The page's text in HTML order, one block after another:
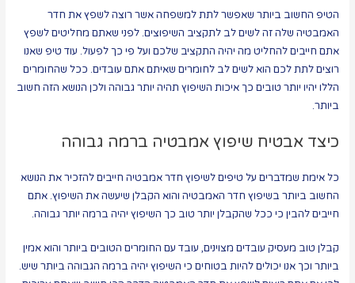
הטיפ החשוב ביותר שאפשר לתת למשפחה אשר רוצה לשפץ את חדר
האמבטיה שלה זה לשים לב לתקציב השיפוצים. לפני שאתם מחליטים לשפץ
אתם חייבים להחליט מה יהיה התקציב שלכם ועל פי כך לפעול. עוד טיפ שאנו
רוצים לתת לכם הוא לשים לב לחומרים שאיתם אתם עובדים. ככל שהחומרים
הללו יהיו יותר טובים כך איכות השיפוץ תהיה יותר גבוהה ולכן הנושא הזה חשוב
ביותר.
כיצד אבטיח שיפוץ אמבטיה ברמה גבוהה
כל אימת שמדברים על טיפים לשיפוץ חדר אמבטיה חייבים להזכיר את הנושא
החשוב ביותר בשיפוץ חדר האמבטיה והוא הקבלן שיעשה את השיפוץ. אתם
חייבים להבין כי ככל שהקבלן יותר טוב כך השיפוץ יהיה ברמה יותר גבוהה.
קבלן טוב מעסיק עובדים מצוינים, עובד עם החומרים הטובים ביותר והוא אמין
ביותר וכך אנו יכולים להיות בטוחים כי השיפוץ יהיה ברמה הגבוהה ביותר שיש.